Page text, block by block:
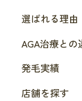
選ばれる理由
AGA治療との
発毛実績
店舗を探す